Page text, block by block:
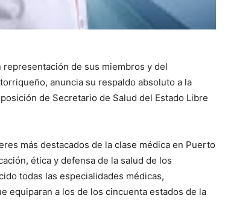
de sus miembros y del
anuncia su respaldo absoluto a la
de Secretario de Salud del Estado Libre
más destacados de la clase médica en Puerto
ética y defensa de la salud de los
todas las especialidades médicas,
equiparan a los de los cincuenta estados de la